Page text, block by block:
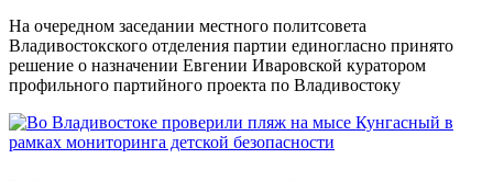
На очередном заседании местного политсовета
Владивостокского отделения партии единогласно принято
решение о назначении Евгении Иваровской куратором
профильного партийного проекта по Владивостоку